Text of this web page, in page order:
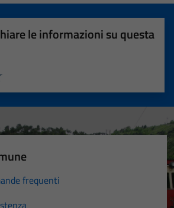
le informazioni su questa
5 stelle su 5
stelle su 5
su 5
5
frequenti